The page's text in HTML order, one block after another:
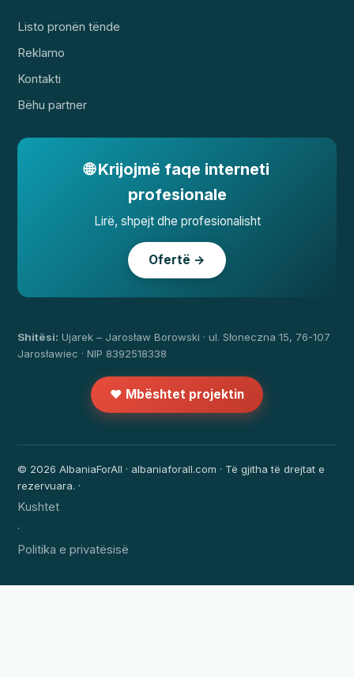
Listo pronën tënde
Reklamo
Kontakti
Bëhu partner
🌐 Krijojmë faqe interneti
profesionale
Lirë, shpejt dhe profesionalisht
Ofertë →
Shitësi: Ujarek – Jarosław Borowski · ul. Słoneczna 15, 76-107
Jarosławiec · NIP 8392518338
❤️ Mbështet projektin
© 2026 AlbaniaForAll · albaniaforall.com · Të gjitha të drejtat e
rezervuara. ·
Kushtet
·
Politika e privatësisë